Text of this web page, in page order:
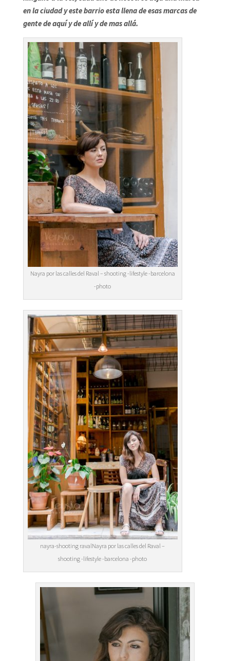
en la ciudad y este barrio esta llena de esas marcas de
gente de aquí y de allí y de mas allá.
Nayra por las calles del Raval – shooting -lifestyle -barcelona
-photo
nayra-shooting ravalNayra por las calles del Raval –
shooting -lifestyle -barcelona -photo